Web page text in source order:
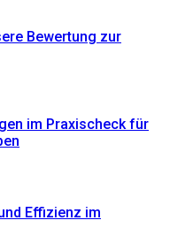
Bewertung zur
im Praxischeck für
Effizienz im